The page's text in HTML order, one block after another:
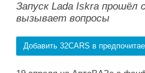
Запуск Lada Iskra прошёл
вызывает вопросы
Добавить 32CARS в